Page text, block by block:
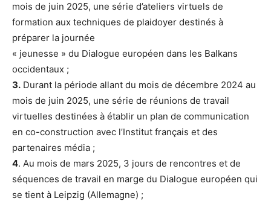
mois de juin 2025, une série d’ateliers virtuels de
formation aux techniques de plaidoyer destinés à
préparer la journée
« jeunesse » du Dialogue européen dans les Balkans
occidentaux ;
3. Durant la période allant du mois de décembre 2024 au
mois de juin 2025, une série de réunions de travail
virtuelles destinées à établir un plan de communication
en co-construction avec l’Institut français et des
partenaires média ;
4. Au mois de mars 2025, 3 jours de rencontres et de
séquences de travail en marge du Dialogue européen qui
se tient à Leipzig (Allemagne) ;